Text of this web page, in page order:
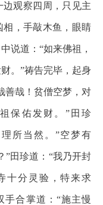
观察四周，只见主
相，手敲木鱼，眼睛
说道：“如来佛祖，
。”祷告完毕，起身
善哉！贫僧空梦，对
保佑发财。”田珍
所当然。”空梦有
”田珍道：“我乃开封
十分灵验，特来求
手合掌道：“施主慢